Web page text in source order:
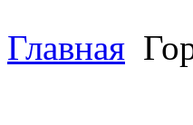
Главная